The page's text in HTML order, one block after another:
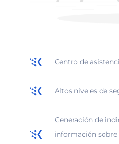
Centro de
Altos niveles de
Generación de
información sobre